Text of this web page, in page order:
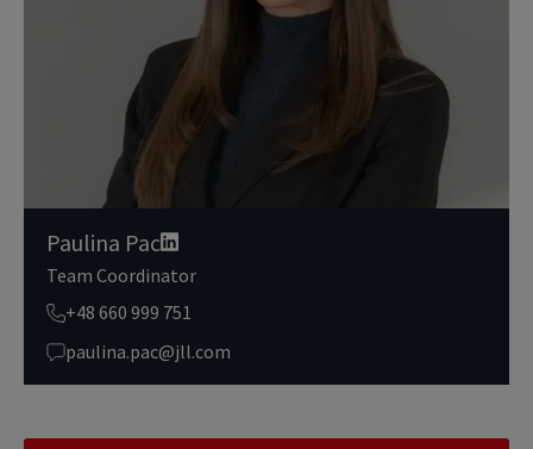
h powodów biznesowych lub prawnych. Następnie usuwamy je w s
posób bezpieczny i pewny. Aby uzyskać więcej informacji na temat
danych osobowych przetwarzanych przez JLL, prosimy zapoznać
zasadami ochrony prywatności.
Paulina Pac
Team Coordinator
+48 660 999 751
paulina.pac@jll.com